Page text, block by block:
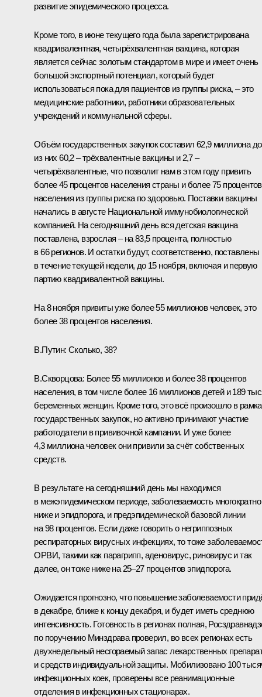
развитие эпидемического процесса.
Кроме того, в июне текущего года была зарегистрирована
квадривалентная, четырёхвалентная вакцина, которая
является сейчас золотым стандартом в мире и имеет очень
большой экспортный потенциал, который будет
использоваться пока для пациентов из группы риска, – это
медицинские работники, работники образовательных
учреждений и коммунальной сферы.
Объём государственных закупок составил 62,9 миллиона
из них 60,2 – трёхвалентные вакцины и 2,7 –
четырёхвалентные, что позволит нам в этом году привить
более 45 процентов населения страны и более 75 процентов
населения из группы риска по здоровью. Поставки вакцины
начались в августе Национальной иммунобиологической
компанией. На сегодняшний день вся детская вакцина
поставлена, взрослая – на 83,5 процента, полностью
в 66 регионов. И остатки будут, соответственно, поставлены
в течение текущей недели, до 15 ноября, включая и первую
партию квадривалентной вакцины.
На 8 ноября привиты уже более 55 миллионов человек, это
более 38 процентов населения.
В.Путин: Сколько, 38?
В.Скворцова: Более 55 миллионов и более 38 процентов
населения, в том числе более 16 миллионов детей и 189
беременных женщин. Кроме того, это всё произошло в
государственных закупок, но активно принимают участие
работодатели в прививочной кампании. И уже более
4,3 миллиона человек они привили за счёт собственных
средств.
В результате на сегодняшний день мы находимся
в межэпидемическом периоде, заболеваемость многократно
ниже и эпидпорога, и предэпидемической базовой линии
на 98 процентов. Если даже говорить о негриппозных
респираторных вирусных инфекциях, то тоже
ОРВИ, такими как парагрипп, аденовирус, риновирус и так
далее, он тоже ниже на 25–27 процентов эпидпорога.
Ожидается прогнозно, что повышение заболеваемости
в декабре, ближе к концу декабря, и будет иметь среднюю
интенсивность. Готовность в регионах полная,
по поручению Минздрава проверил, во всех регионах есть
двухнедельный несгораемый запас лекарственных
и средств индивидуальной защиты. Мобилизовано 100
инфекционных коек, проверены все реанимационные
отделения в инфекционных стационарах.